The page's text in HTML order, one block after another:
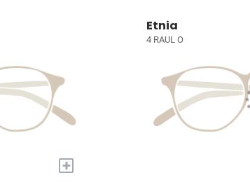
+
Etnia
4 RAUL O